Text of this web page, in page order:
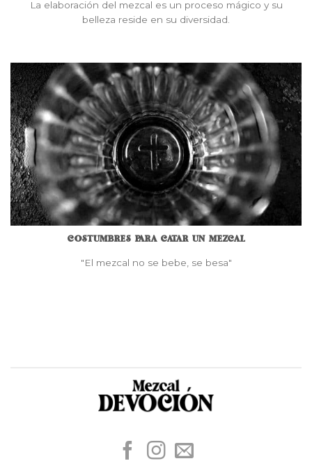
La elaboración del mezcal es un proceso mágico y su
belleza reside en su diversidad.
COSTUMBRES PARA CATAR UN MEZCAL
"El mezcal no se bebe, se besa"